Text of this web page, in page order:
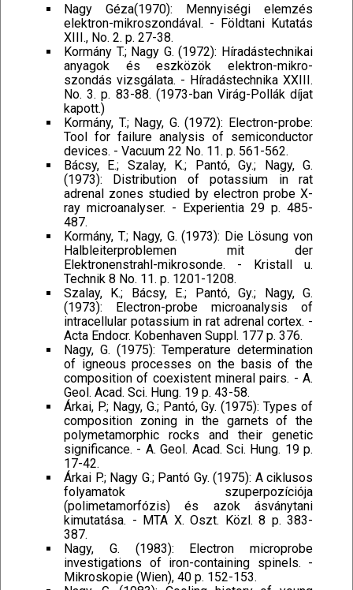
Nagy Géza(1970): Mennyiségi elemzés
elektron-mikroszondával. - Földtani Kutatás
XIII., No. 2. p. 27-38.
Kormány T.; Nagy G. (1972): Híradástechnikai
anyagok és eszközök elektron-mikro-
szondás vizsgálata. - Híradástechnika XXIII.
No. 3. p. 83-88. (1973-ban Virág-Pollák díjat
kapott.)
Kormány, T.; Nagy, G. (1972): Electron-probe:
Tool for failure analysis of semiconductor
devices. - Vacuum 22 No. 11. p. 561-562.
Bácsy, E.; Szalay, K.; Pantó, Gy.; Nagy, G.
(1973): Distribution of potassium in rat
adrenal zones studied by electron probe X-
ray microanalyser. - Experientia 29 p. 485-
487.
Kormány, T.; Nagy, G. (1973): Die Lösung von
Halbleiterproblemen mit der
Elektronenstrahl-mikrosonde. - Kristall u.
Technik 8 No. 11. p. 1201-1208.
Szalay, K.; Bácsy, E.; Pantó, Gy.; Nagy, G.
(1973): Electron-probe microanalysis of
intracellular potassium in rat adrenal cortex. -
Acta Endocr. Kobenhaven Suppl. 177 p. 376.
Nagy, G. (1975): Temperature determination
of igneous processes on the basis of the
composition of coexistent mineral pairs. - A.
Geol. Acad. Sci. Hung. 19 p. 43-58.
Árkai, P.; Nagy, G.; Pantó, Gy. (1975): Types of
composition zoning in the garnets of the
polymetamorphic rocks and their genetic
significance. - A. Geol. Acad. Sci. Hung. 19 p.
17-42.
Árkai P.; Nagy G.; Pantó Gy. (1975): A ciklusos
folyamatok szuperpozíciója
(polimetamorfózis) és azok ásványtani
kimutatása. - MTA X. Oszt. Közl. 8 p. 383-
387.
Nagy, G. (1983): Electron microprobe
investigations of iron-containing spinels. -
Mikroskopie (Wien), 40 p. 152-153.